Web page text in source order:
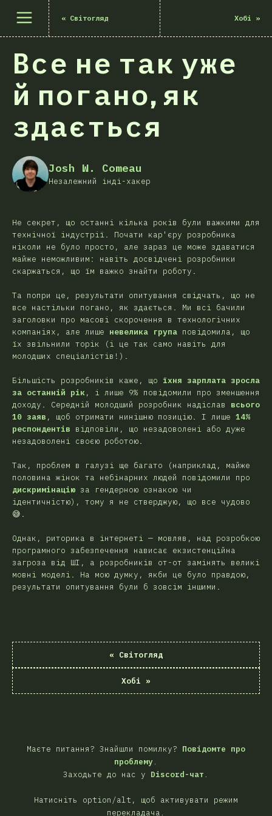
Відкрити меню
« Світогляд Хобі »
Все не так уже
й погано, як
здається
Josh W. Comeau
Незалежний інді-хакер
Не секрет, що останні кілька років були важкими для
технічної індустрії. Почати кар'єру розробника
ніколи не було просто, але зараз це може здаватися
майже неможливим: навіть досвідчені розробники
скаржаться, що їм важко знайти роботу.
Та попри це, результати опитування свідчать, що не
все настільки погано, як здається. Ми всі бачили
заголовки про масові скорочення в технологічних
компаніях, але лише невелика група повідомила, що
їх звільнили торік (і це так само навіть для
молодших спеціалістів!).
Більшість розробників каже, що їхня зарплата зросла
за останній рік, і лише 9% повідомили про зменшення
доходу. Середній молодший розробник надіслав всього
10 заяв , щоб отримати нинішню позицію. І лише 14%
респондентів відповіли, що незадоволені або дуже
незадоволені своєю роботою.
Так, проблем в галузі ще багато (наприклад, майже
половина жінок та небінарних людей повідомили про
дискримінацію за гендерною ознакою чи
ідентичністю), тому я не стверджую, що все чудово
😅.
Однак, риторика в інтернеті — мовляв, над розробкою
програмного забезпечення нависає екзистенційна
загроза від ШІ, а розробників от-от замінять великі
мовні моделі. На мою думку, якби це було правдою,
результати опитування були б зовсім іншими.
« Світогляд
Хобі »
Маєте питання? Знайшли помилку? Повідомте про
проблему.
Заходьте до нас у Discord-чат .
Натисніть option/alt, щоб активувати режим
перекладача.